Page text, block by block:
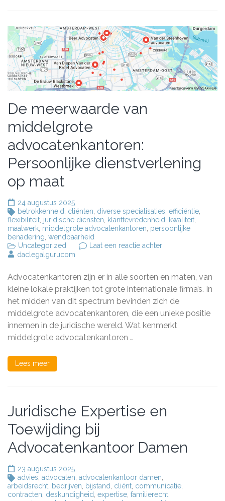
De meerwaarde van
middelgrote
advocatenkantoren:
Persoonlijke dienstverlening
op maat
24 augustus 2025
betrokkenheid, cliënten, diverse specialisaties, efficiëntie,
flexibiliteit, juridische diensten, klanttevredenheid, kwaliteit,
maatwerk, middelgrote advocatenkantoren, persoonlijke
benadering, wendbaarheid
Uncategorized
Laat een reactie achterop
middelgrote
advocatenkantoren:
Persoonlijke
dienstverlening
op
maat
daclegalgurucom
Advocatenkantoren zijn er in alle soorten en maten, van
kleine lokale praktijken tot grote internationale firma’s. In
het midden van dit spectrum bevinden zich de
middelgrote advocatenkantoren, die een unieke positie
innemen in de juridische wereld. Wat kenmerkt
middelgrote advocatenkantoren …
Lees meer
Juridische Expertise en
Toewijding bij
Advocatenkantoor Damen
23 augustus 2025
advies, advocaten, advocatenkantoor damen,
arbeidsrecht, bedrijven, bijstand, cliënt, communicatie,
contracten, deskundigheid, expertise, familierecht,